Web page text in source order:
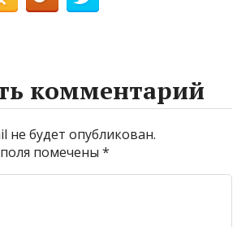
комментарий
не будет опубликован.
помечены*